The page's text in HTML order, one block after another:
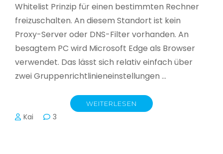
Whitelist Prinzip für einen bestimmten Rechner
freizuschalten. An diesem Standort ist kein
Proxy-Server oder DNS-Filter vorhanden. An
besagtem PC wird Microsoft Edge als Browser
verwendet. Das lässt sich relativ einfach über
zwei Gruppenrichtlinieneinstellungen …
WEITERLESEN
Kai 3